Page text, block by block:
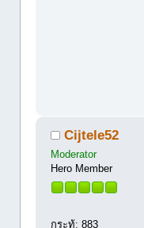
Cijtele52
Moderator
Hero Member
กระทู้: 883